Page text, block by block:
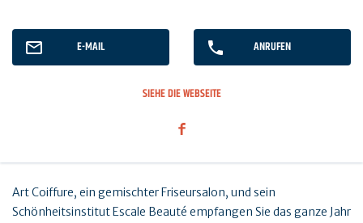
E-MAIL ANRUFEN
SIEHE DIE WEBSEITE
Art Coiffure, ein gemischter Friseursalon, und sein
Schönheitsinstitut Escale Beauté empfangen Sie das ganze Jahr